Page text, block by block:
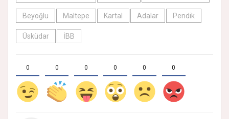
Beyoğlu Maltepe Kartal Adalar Pendik
Üsküdar İBB
0 0 0 0 0 0